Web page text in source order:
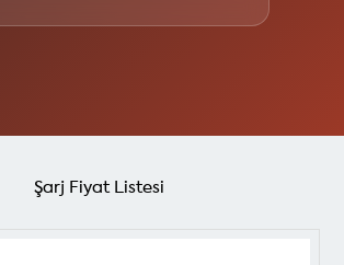
Şarj Fiyat Listesi